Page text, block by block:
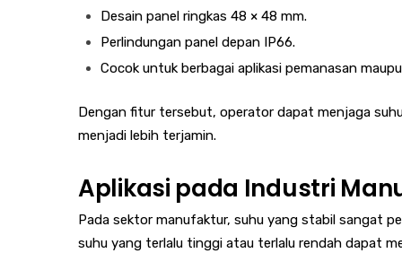
Desain panel ringkas 48 × 48 mm.
Perlindungan panel depan IP66.
Cocok untuk berbagai aplikasi pemanasan
Dengan fitur tersebut, operator dapat menjaga
menjadi lebih terjamin.
Aplikasi pada Industri
Pada sektor manufaktur, suhu yang stabil sangat
suhu yang terlalu tinggi atau terlalu rendah dapat